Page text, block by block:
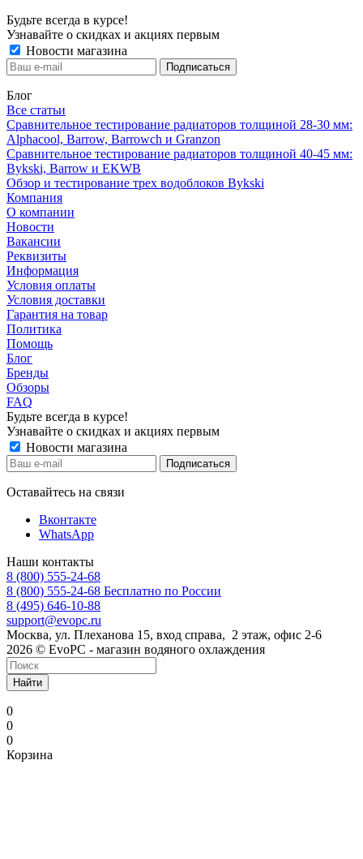
Будьте всегда в курсе!
Узнавайте о скидках и акциях первым
Новости магазина
Блог
Все статьи
Сравнительное тестирование радиаторов толщиной 28-30 мм:
Alphacool, Barrow, Barrowch и Granzon
Сравнительное тестирование радиаторов толщиной 40-45 мм:
Bykski, Barrow и EKWB
Обзор и тестирование трех водоблоков Bykski
Компания
О компании
Новости
Вакансии
Реквизиты
Информация
Условия оплаты
Условия доставки
Гарантия на товар
Политика
Помощь
Блог
Бренды
Обзоры
FAQ
Будьте всегда в курсе!
Узнавайте о скидках и акциях первым
Новости магазина
Оставайтесь на связи
Вконтакте
WhatsApp
Наши контакты
8 (800) 555-24-68
8 (800) 555-24-68 Бесплатно по России
8 (495) 646-10-88
support@evopc.ru
Москва, ул. Плеханова 15, вход справа, 2 этаж, офис 2-6
2026 © EvoPC - магазин водяного охлаждения
Найти
0
0
0
Корзина